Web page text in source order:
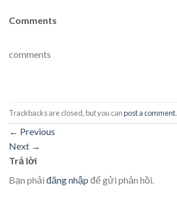
Comments
comments
Trackbacks are closed, but you canpost a comment.
← Previous
Next →
Trả lời
Bạn phải đăng nhập để gửi phản hồi.